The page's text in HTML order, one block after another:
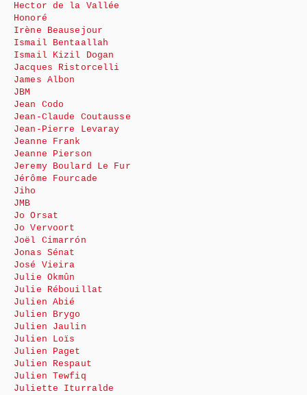
Hector de la Vallée
Honoré
Irène Beausejour
Ismail Bentaallah
Ismail Kizil Dogan
Jacques Ristorcelli
James Albon
JBM
Jean Codo
Jean-Claude Coutausse
Jean-Pierre Levaray
Jeanne Frank
Jeanne Pierson
Jeremy Boulard Le Fur
Jérôme Fourcade
Jiho
JMB
Jo Orsat
Jo Vervoort
Joël Cimarrón
Jonas Sénat
José Vieira
Julie Okmûn
Julie Rébouillat
Julien Abié
Julien Brygo
Julien Jaulin
Julien Loïs
Julien Paget
Julien Respaut
Julien Tewfiq
Juliette Iturralde